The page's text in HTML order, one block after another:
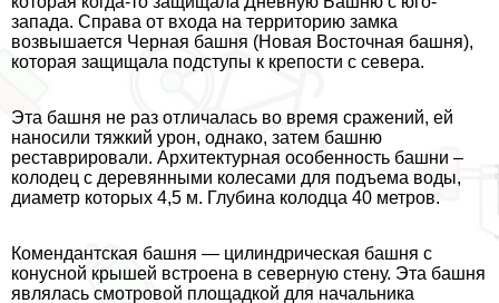
запада. Справа от входа на территорию замка
возвышается Черная башня (Новая Восточная башня),
которая защищала подступы к крепости с севера.
Эта башня не раз отличалась во время сражений, ей
наносили тяжкий урон, однако, затем башню
реставрировали. Архитектурная особенность башни –
колодец с деревянными колесами для подъема воды,
диаметр которых 4,5 м. Глубина колодца 40 метров.
Комендантская башня — цилиндрическая башня с
конусной крышей встроена в северную стену. Эта башня
являлась смотровой площадкой для начальника